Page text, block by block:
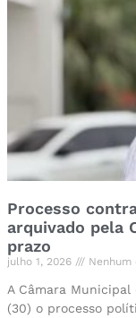
Processo
arquivado pela
prazo
julho 1, 2026
A Câmara
(30) o processo